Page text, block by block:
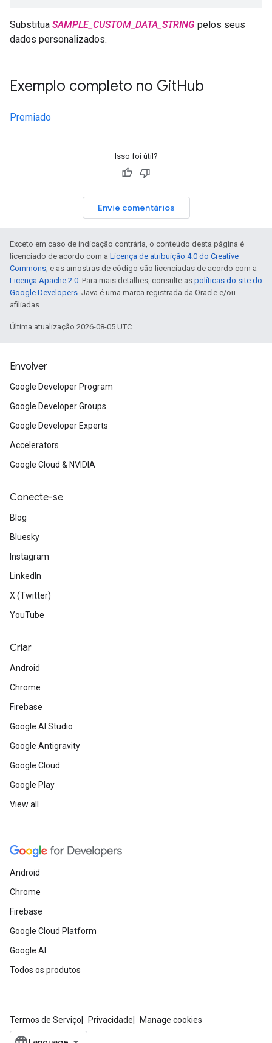
Substitua SAMPLE_CUSTOM_DATA_STRING pelos seus
dados personalizados.
Exemplo completo no GitHub
Premiado
Isso foi útil?
Envie comentários
Exceto em caso de indicação contrária, o conteúdo desta página é
licenciado de acordo com a Licença de atribuição 4.0 do Creative
Commons, e as amostras de código são licenciadas de acordo com a
Licença Apache 2.0. Para mais detalhes, consulte as políticas do site do
Google Developers. Java é uma marca registrada da Oracle e/ou
afiliadas.
Última atualização 2026-08-05 UTC.
Envolver
Google Developer Program
Google Developer Groups
Google Developer Experts
Accelerators
Google Cloud & NVIDIA
Conecte-se
Blog
Bluesky
Instagram
LinkedIn
X (Twitter)
YouTube
Criar
Android
Chrome
Firebase
Google AI Studio
Google Antigravity
Google Cloud
Google Play
View all
Android
Chrome
Firebase
Google Cloud Platform
Google AI
Todos os produtos
Termos de Serviço Privacidade Manage cookies